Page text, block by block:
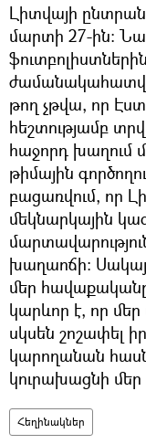
Լիտվայի
մարտի 27-ին:
թող չթվա, որ
հեշտությամբ
հաջորդ խաղում
թիմային
բացառվում, որ
մեկնարկային
խաղաոճի:
մեր
կարևոր է, որ մեր
սկսեն շոշափել
կարողանան
կուրախացնի մեր
Հեղինակներ